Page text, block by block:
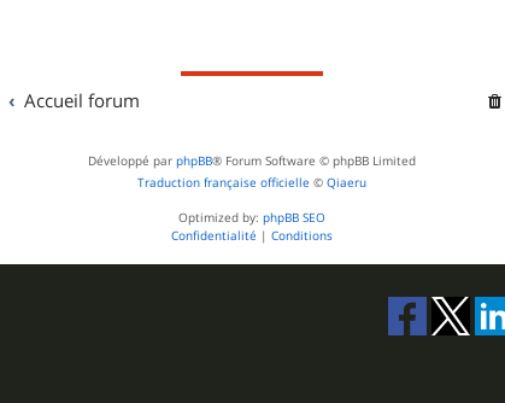
Accueil forum
Développé par phpBB® Forum Software © phpBB Limited
Traduction française officielle © Qiaeru
Optimized by: phpBB SEO
Confidentialité | Conditions